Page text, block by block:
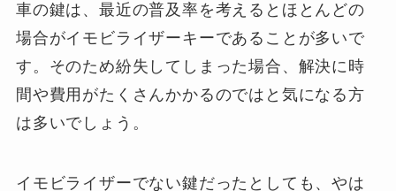
車の鍵は、最近の普及率を考えるとほとんどの
場合がイモビライザーキーであることが多いで
す。そのため紛失してしまった場合、解決に時
間や費用がたくさんかかるのではと気になる方
は多いでしょう。
イモビライザーでない鍵だったとしても、やは